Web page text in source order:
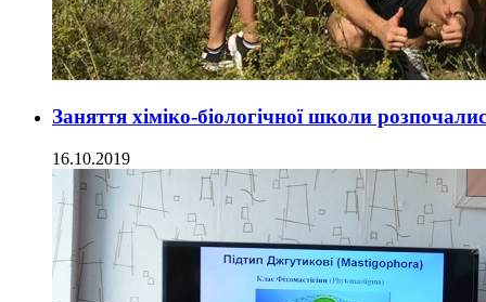
Заняття хіміко-біологічної школи
16.10.2019